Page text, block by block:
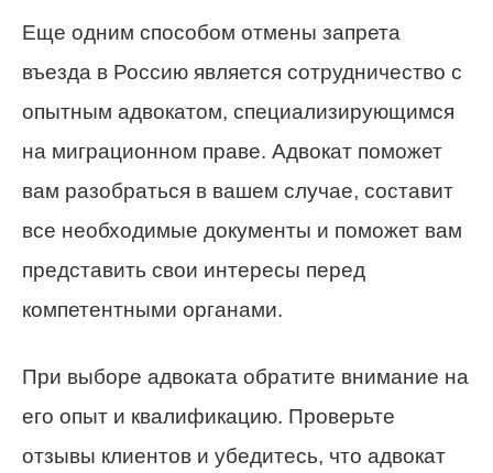
Еще одним способом отмены запрета
въезда в Россию является сотрудничество с
опытным адвокатом, специализирующимся
на миграционном праве. Адвокат поможет
вам разобраться в вашем случае, составит
все необходимые документы и поможет вам
представить свои интересы перед
компетентными органами.
При выборе адвоката обратите внимание на
его опыт и квалификацию. Проверьте
отзывы клиентов и убедитесь, что адвокат